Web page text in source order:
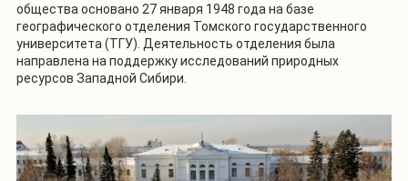
общества основано 27 января 1948 года на базе
географического отделения Томского государственного
университета (ТГУ). Деятельность отделения была
направлена на поддержку исследований природных
ресурсов Западной Сибири.